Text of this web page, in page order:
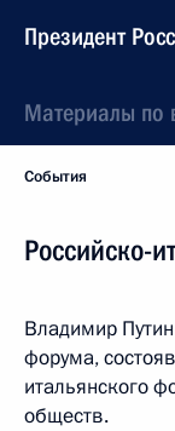
Президент
Материалы по
События
Российско-
Владимир
форума,
итальянского
обществ.